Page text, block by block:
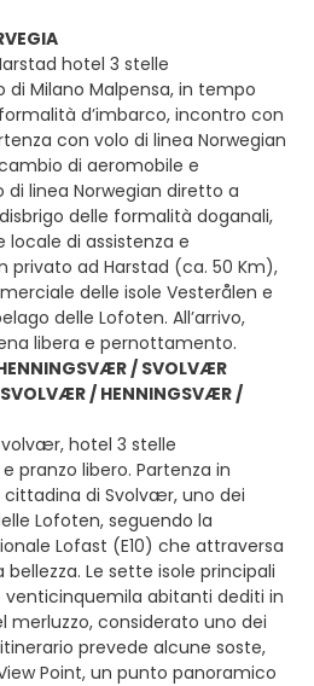
hotel 3 stelle
di Milano Malpensa, in tempo
d’imbarco, incontro con
con volo di linea Norwegian
di aeromobile e
linea Norwegian diretto a
delle formalità doganali,
di assistenza e
privato ad Harstad (ca. 50 Km),
delle isole Vesterålen e
delle Lofoten. All’arrivo,
libera e pernottamento.
/ SVOLVÆR
/ HENNINGSVÆR /
hotel 3 stelle
pranzo libero. Partenza in
di Svolvær, uno dei
Lofoten, seguendo la
Lofast (E10) che attraversa
Le sette isole principali
venticinquemila abitanti dediti in
merluzzo, considerato uno dei
prevede alcune soste,
Point, un punto panoramico